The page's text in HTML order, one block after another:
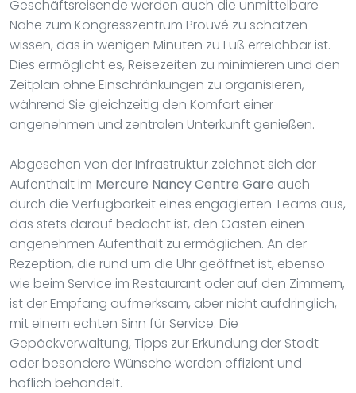
Geschäftsreisende werden auch die unmittelbare
Nähe zum Kongresszentrum Prouvé zu schätzen
wissen, das in wenigen Minuten zu Fuß erreichbar ist.
Dies ermöglicht es, Reisezeiten zu minimieren und den
Zeitplan ohne Einschränkungen zu organisieren,
während Sie gleichzeitig den Komfort einer
angenehmen und zentralen Unterkunft genießen.
Abgesehen von der Infrastruktur zeichnet sich der
Aufenthalt im Mercure Nancy Centre Gare auch
durch die Verfügbarkeit eines engagierten Teams aus,
das stets darauf bedacht ist, den Gästen einen
angenehmen Aufenthalt zu ermöglichen. An der
Rezeption, die rund um die Uhr geöffnet ist, ebenso
wie beim Service im Restaurant oder auf den Zimmern,
ist der Empfang aufmerksam, aber nicht aufdringlich,
mit einem echten Sinn für Service. Die
Gepäckverwaltung, Tipps zur Erkundung der Stadt
oder besondere Wünsche werden effizient und
höflich behandelt.